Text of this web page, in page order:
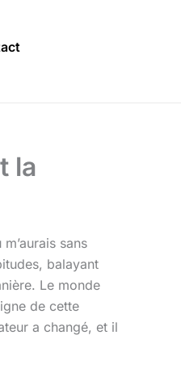
la
sans
balayant
Le monde
de cette
a changé, et il